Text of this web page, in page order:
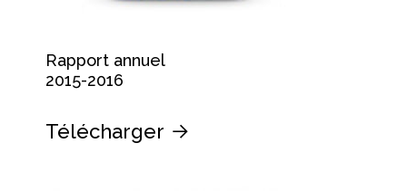
Rapport annuel
2015-2016
Télécharger